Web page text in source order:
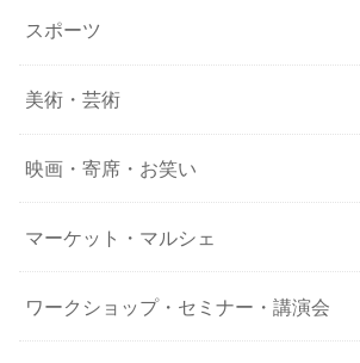
スポーツ
美術・芸術
映画・寄席・お笑い
マーケット・マルシェ
ワークショップ・セミナー・講演会